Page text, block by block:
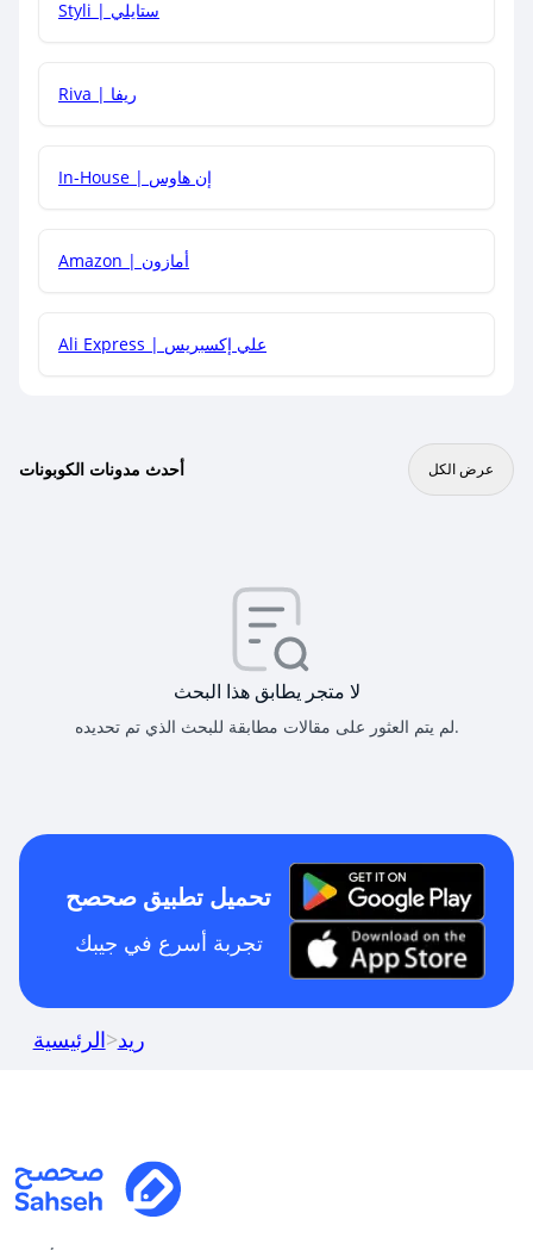
هل يمكنني جمع كود خصم مع العروض الأخرى؟
Styli | ستايلي
Riva | ريفا
In-House | إن هاوس
Amazon | أمازون
Ali Express | علي إكسبريس
أحدث مدونات الكوبونات عرض الكل
لا متجر يطابق هذا البحث
لم يتم العثور على مقالات مطابقة للبحث الذي تم تحديده.
تحميل تطبيق صحصح
تجربة أسرع في جيبك
الرئيسية>ريد